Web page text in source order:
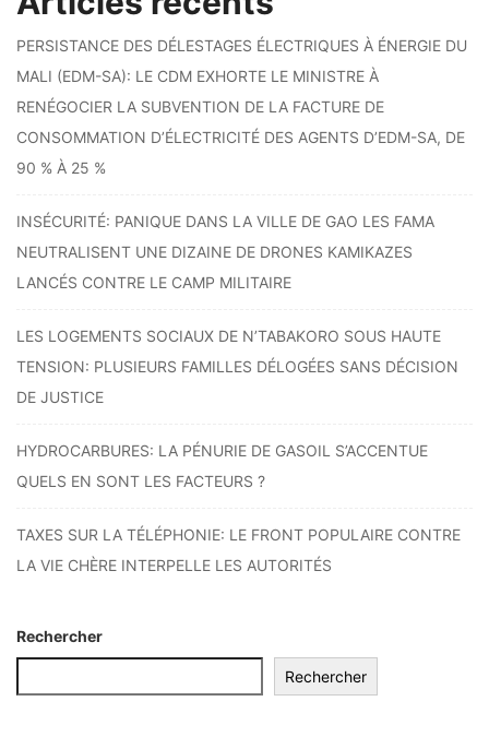
PERSISTANCE DES DÉLESTAGES ÉLECTRIQUES À ÉNERGIE DU
MALI (EDM-SA): LE CDM EXHORTE LE MINISTRE À
RENÉGOCIER LA SUBVENTION DE LA FACTURE DE
CONSOMMATION D’ÉLECTRICITÉ DES AGENTS D’EDM-SA, DE
90 % À 25 %
INSÉCURITÉ: PANIQUE DANS LA VILLE DE GAO LES FAMA
NEUTRALISENT UNE DIZAINE DE DRONES KAMIKAZES
LANCÉS CONTRE LE CAMP MILITAIRE
LES LOGEMENTS SOCIAUX DE N’TABAKORO SOUS HAUTE
TENSION: PLUSIEURS FAMILLES DÉLOGÉES SANS DÉCISION
DE JUSTICE
HYDROCARBURES: LA PÉNURIE DE GASOIL S’ACCENTUE
QUELS EN SONT LES FACTEURS ?
TAXES SUR LA TÉLÉPHONIE: LE FRONT POPULAIRE CONTRE
LA VIE CHÈRE INTERPELLE LES AUTORITÉS
Rechercher
Rechercher